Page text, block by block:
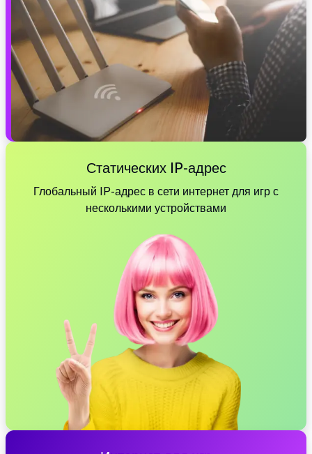
Статических IP-адрес
Глобальный IP-адрес в сети интернет для игр с
несколькими устройствами